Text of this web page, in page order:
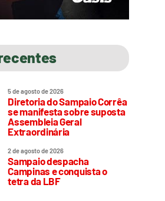
5 de agosto de 2026
Diretoria do Sampaio Corrêa
se manifesta sobre suposta
Assembleia Geral
Extraordinária
2 de agosto de 2026
Sampaio despacha
Campinas e conquista o
tetra da LBF